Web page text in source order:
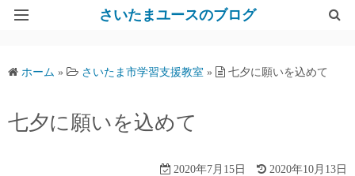
さいたまユースのブログ
ホーム » さいたま市学習支援教室 » 七夕に願いを込めて
七夕に願いを込めて
2020年7月15日
2020年10月13日